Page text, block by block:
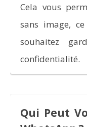
Cela vous
sans image,
souhaitez
confidentialité.
Qui Peut